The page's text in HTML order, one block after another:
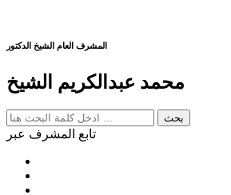
المشرف العام الشيخ الدكتور
محمد عبدالكريم الشيخ
تابع المشرف عبر